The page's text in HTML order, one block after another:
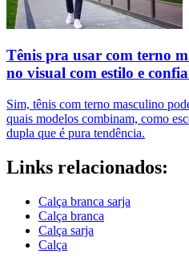
Tênis pra usar com terno
no visual com estilo e
Sim, tênis com terno masculino
quais modelos combinam, como
dupla que é pura tendência.
Links relacionados:
Calça branca sarja
Calça branca
Calça sarja
Calça